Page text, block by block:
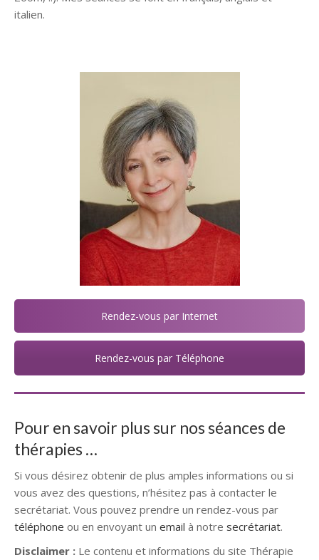
italien.
Rendez-vous par Internet
Rendez-vous par Téléphone
Pour en savoir plus sur nos séances de
thérapies …
Si vous désirez obtenir de plus amples informations ou si
vous avez des questions, n’hésitez pas à contacter le
secrétariat. Vous pouvez prendre un rendez-vous par
téléphone ou en envoyant un email à notre secrétariat.
Disclaimer : Le contenu et informations du site Thérapie